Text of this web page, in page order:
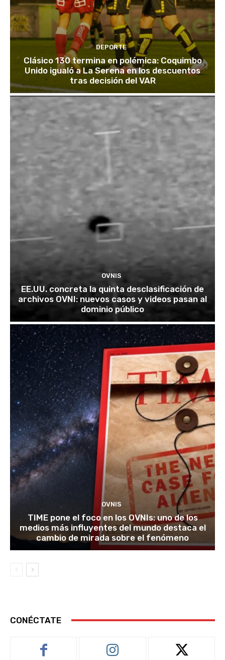
DEPORTE
Clásico 130 termina en polémica: Coquimbo
Unido igualó a La Serena en los descuentos
tras decisión del VAR
OVNIS
EE.UU. concreta la quinta desclasificación de
archivos OVNI: nuevos casos y videos pasan al
dominio público
OVNIS
TIME pone el foco en los OVNIs: uno de los
medios más influyentes del mundo destaca el
cambio de mirada sobre el fenómeno
CONÉCTATE